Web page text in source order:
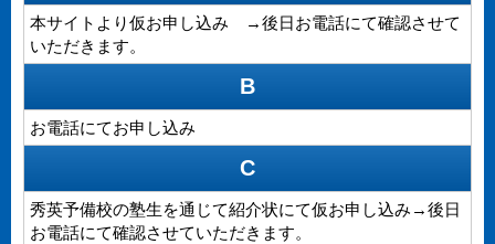
本サイトより仮お申し込み →後日お電話にて確認させて
いただきます。
B
お電話にてお申し込み
C
秀英予備校の塾生を通じて紹介状にて仮お申し込み→後日
お電話にて確認させていただきます。